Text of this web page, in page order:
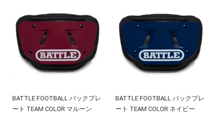
BATTLE FOOTBALL バックプレ
ート TEAM COLOR マルーン
BATTLE FOOTBALL バックプレ
ート TEAM COLOR ネイビー